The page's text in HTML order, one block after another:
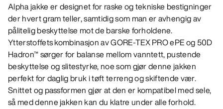
Alpha jakke er designet for raske og tekniske bestigninger
der hvert gram teller, samtidig som man er avhengig av
pålitelig beskyttelse mot de barske forholdene.
Ytterstoffets kombinasjon av GORE-TEX PRO ePE og 50D
Hadron™ sørger for balanse mellom vanntett, pustende
beskyttelse og slitestyrke, noe som gjør denne jakken
perfekt for daglig bruk i tøft terreng og skiftende vær.
Snittet og passformen gjør at den er kompatibel med sele,
så med denne jakken kan du klatre under alle forhold.